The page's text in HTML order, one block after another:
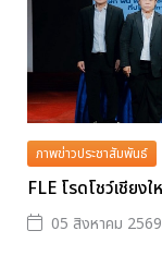
ภาพข่าวประชาสัมพันธ์
FLE โรดโชว์เชียง
05 สิงหาคม 2569